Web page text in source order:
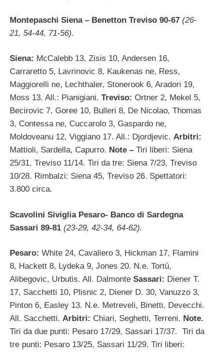
Montepaschi Siena – Benetton Treviso 90-67 (26-
21, 54-44, 71-56).
Siena: McCalebb 13, Zisis 10, Andersen 16,
Carraretto 5, Lavrinovic 8, Kaukenas ne, Ress,
Maggiorelli ne, Lechthaler, Stonerook 6, Aradori 19,
Moss 13. All.: Pianigiani. Treviso: Ortner 2, Mekel 5,
Becirovic 7, Goree 10, Bulleri 8, De Nicolao, Thomas
3, Contessa ne, Cuccarolo 3, Gaspardo ne,
Moldoveanu 12, Viggiano 17. All.: Djordjevic. Arbitri:
Mattioli, Sardella, Capurro. Note – Tiri liberi: Siena
25/31, Treviso 11/14. Tiri da tre: Siena 7/23, Treviso
10/28. Rimbalzi: Siena 45, Treviso 26. Spettatori:
3.800 circa.
Scavolini Siviglia Pesaro- Banco di Sardegna
Sassari 89-81 (23-29, 42-34, 64-62).
Pesaro: White 24, Cavaliero 3, Hickman 17, Flamini
8, Hackett 8, Lydeka 9, Jones 20. N.e. Tortù,
Alibegovic, Urbutis. All. Dalmonte Sassari: Diener T.
17, Sacchetti 10, Plisnic 2, Diener D. 30, Vanuzzo 3,
Pinton 6, Easley 13. N.e. Metreveli, Binetti, Devecchi.
All. Sacchetti. Arbitri: Chiari, Seghetti, Terreni. Note.
Tiri da due punti: Pesaro 17/29, Sassari 17/37. Tiri da
tre punti: Pesaro 13/25, Sassari 11/29. Tiri liberi: